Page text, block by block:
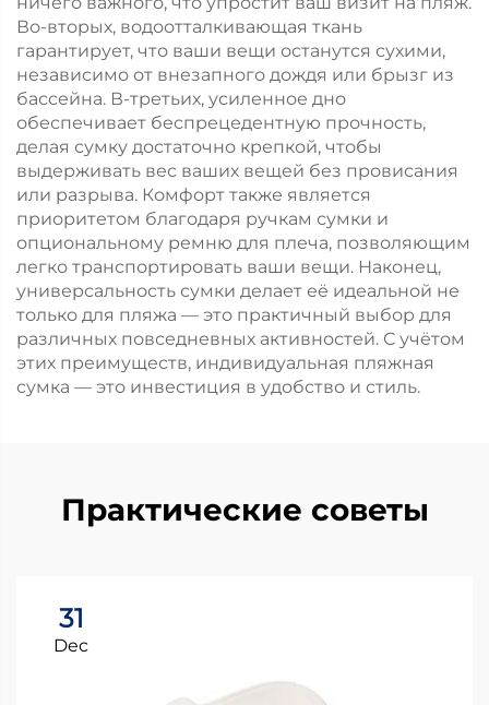
Во-вторых, водоотталкивающая ткань
гарантирует, что ваши вещи останутся сухими,
независимо от внезапного дождя или брызг из
бассейна. В-третьих, усиленное дно
обеспечивает беспрецедентную прочность,
делая сумку достаточно крепкой, чтобы
выдерживать вес ваших вещей без провисания
или разрыва. Комфорт также является
приоритетом благодаря ручкам сумки и
опциональному ремню для плеча, позволяющим
легко транспортировать ваши вещи. Наконец,
универсальность сумки делает её идеальной не
только для пляжа — это практичный выбор для
различных повседневных активностей. С учётом
этих преимуществ, индивидуальная пляжная
сумка — это инвестиция в удобство и стиль.
Практические советы
31
Dec